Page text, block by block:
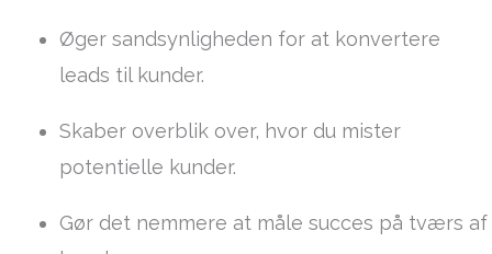
Øger sandsynligheden for at konvertere
leads til kunder.
Skaber overblik over, hvor du mister
potentielle kunder.
Gør det nemmere at måle succes på tværs af